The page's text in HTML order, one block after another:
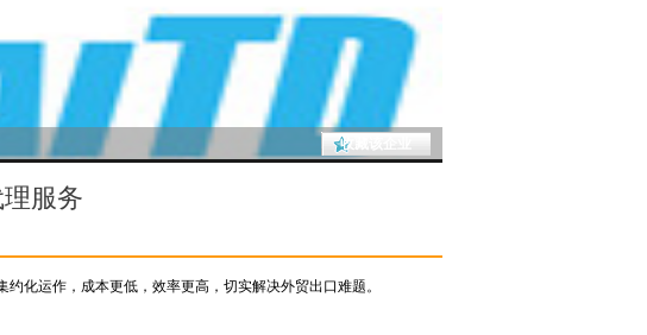
收藏该企业
服务
化运作，成本更低，效率更高，切实解决外贸出口难题。